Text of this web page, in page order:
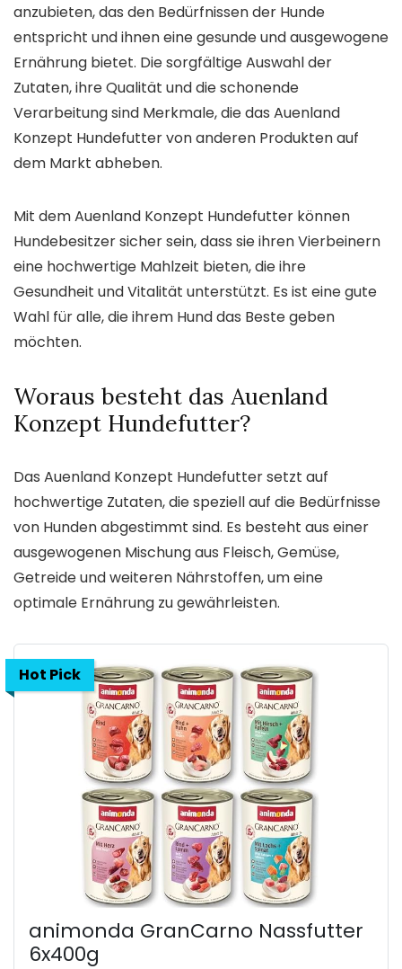
anzubieten, das den Bedürfnissen der Hunde
entspricht und ihnen eine gesunde und ausgewogene
Ernährung bietet. Die sorgfältige Auswahl der
Zutaten, ihre Qualität und die schonende
Verarbeitung sind Merkmale, die das Auenland
Konzept Hundefutter von anderen Produkten auf
dem Markt abheben.
Mit dem Auenland Konzept Hundefutter können
Hundebesitzer sicher sein, dass sie ihren Vierbeinern
eine hochwertige Mahlzeit bieten, die ihre
Gesundheit und Vitalität unterstützt. Es ist eine gute
Wahl für alle, die ihrem Hund das Beste geben
möchten.
Woraus besteht das Auenland
Konzept Hundefutter?
Das Auenland Konzept Hundefutter setzt auf
hochwertige Zutaten, die speziell auf die Bedürfnisse
von Hunden abgestimmt sind. Es besteht aus einer
ausgewogenen Mischung aus Fleisch, Gemüse,
Getreide und weiteren Nährstoffen, um eine
optimale Ernährung zu gewährleisten.
Hot Pick
animonda GranCarno Nassfutter
6x400g